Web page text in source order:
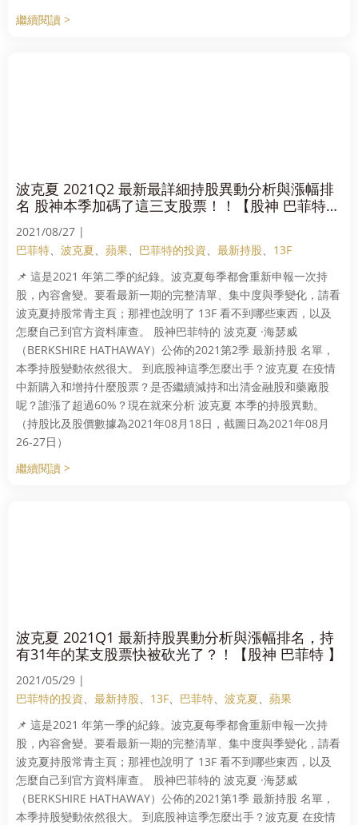
繼續閱讀 >
波克夏 2021Q2 最新最詳細持股異動分析與漲幅排
名 股神本季加碼了這三支股票！！【股神 巴菲特
2021/08/27 |
巴菲特、 波克夏、 蘋果、 巴菲特的投資、 最新持股、 13F
📌 這是2021 年第二季的紀錄。波克夏每季都會重新申報一次持
股，內容會變。要看最新一期的完整清單、集中度與季變化，請看
波克夏持股常青主頁；那裡也說明了 13F 看不到哪些東西，以及
怎麼自己到官方資料庫查。 股神巴菲特的 波克夏 ·海瑟威
（BERKSHIRE HATHAWAY）公佈的2021第2季 最新持股 名單，
本季持股變動依然很大。 到底股神這季怎麼出手？波克夏 在疫情
中新購入和增持什麼股票？是否繼續減持和出清金融股和藥廠股
呢？誰漲了超過60%？現在就來分析 波克夏 本季的持股異動。
（持股比及股價數據為2021年08月18日，截圖日為2021年08月
26-27日）
繼續閱讀 >
波克夏 2021Q1 最新持股異動分析與漲幅排名，持
有31年的某支股票快被砍光了？！【股神 巴菲特 】
2021/05/29 |
巴菲特的投資、 最新持股、 13F、 巴菲特、 波克夏、 蘋果
📌 這是2021 年第一季的紀錄。波克夏每季都會重新申報一次持
股，內容會變。要看最新一期的完整清單、集中度與季變化，請看
波克夏持股常青主頁；那裡也說明了 13F 看不到哪些東西，以及
怎麼自己到官方資料庫查。 股神巴菲特的 波克夏 ·海瑟威
（BERKSHIRE HATHAWAY）公佈的2021第1季 最新持股 名單，
本季持股變動依然很大。 到底股神這季怎麼出手？波克夏 在疫情